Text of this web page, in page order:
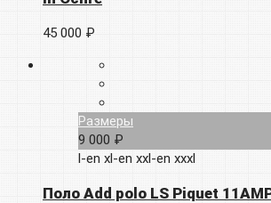
45 000 ₽
Размеры
9 000 ₽
l-en xl-en xxl-en xxxl
Поло Add polo LS Piquet